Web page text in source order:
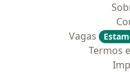
Vagas
Termos